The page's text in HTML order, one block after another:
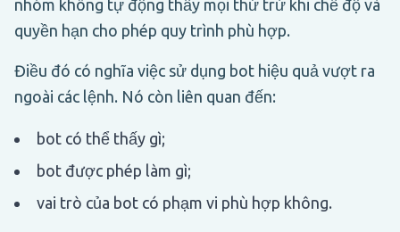
nhóm không tự động thấy mọi thứ trừ khi chế độ và
quyền hạn cho phép quy trình phù hợp.
Điều đó có nghĩa việc sử dụng bot hiệu quả vượt ra
ngoài các lệnh. Nó còn liên quan đến:
bot có thể thấy gì;
bot được phép làm gì;
vai trò của bot có phạm vi phù hợp không.